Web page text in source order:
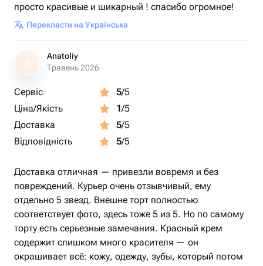
просто красивые и шикарный ! спасибо огромное!
Перекласти на Українська
A
Anatoliy
Травень 2026
Сервіс 5/5
Ціна/Якість
1/5
Доставка
5/5
Відповідність
5/5
Доставка отличная — привезли вовремя и без
повреждений. Курьер очень отзывчивый, ему
отдельно 5 звезд. Внешне торт полностью
соответствует фото, здесь тоже 5 из 5. Но по самому
торту есть серьезные замечания. Красный крем
содержит слишком много красителя — он
окрашивает всё: кожу, одежду, зубы, который потом